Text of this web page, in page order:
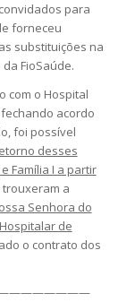
para
forneceu
substituições na
FioSaúde.
com o Hospital
acordo
foi possível
desses
Família I a partir
trouxeram a
Senhora do
de
o contrato dos